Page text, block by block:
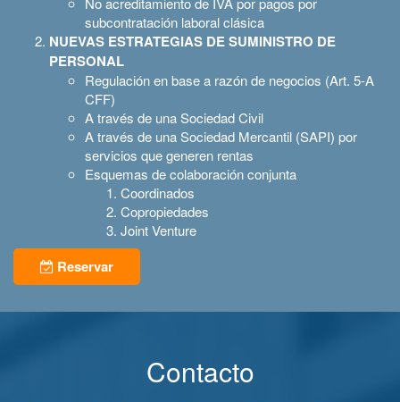
subcontratación laboral clásica
NUEVAS ESTRATEGIAS DE SUMINISTRO DE
PERSONAL
Regulación en base a razón de negocios (Art. 5-A
CFF)
A través de una Sociedad Civil
A través de una Sociedad Mercantil (SAPI) por
servicios que generen rentas
Esquemas de colaboración conjunta
Coordinados
Copropiedades
Joint Venture
Reservar
Contacto